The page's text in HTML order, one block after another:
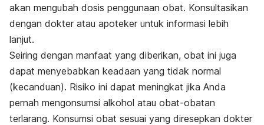
akan mengubah dosis penggunaan obat. Konsultasikan
dengan dokter atau apoteker untuk informasi lebih
lanjut.
Seiring dengan manfaat yang diberikan, obat ini juga
dapat menyebabkan keadaan yang tidak normal
(kecanduan). Risiko ini dapat meningkat jika Anda
pernah mengonsumsi alkohol atau obat-obatan
terlarang. Konsumsi obat sesuai yang diresepkan dokter